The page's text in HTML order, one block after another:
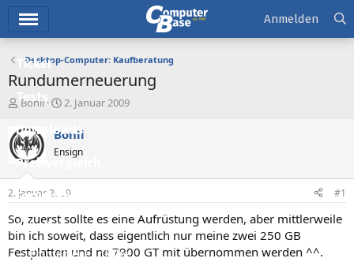
Ticker
Tests
Downloads
Preisvergleich
Forum
Aktuelles
Empfohlene Inhalte
Anmelden
Desktop-Computer: Kaufberatung
Rundumerneuerung
E
s
t
e
e
r
Bohli
E
s
e
t
a
2. Januar 2009
Bohli
Ensign
2. Januar 2009 #1
So, zuerst sollte es eine Aufrüstung werden, aber mittlerweile
bin ich soweit, dass eigentlich nur meine zwei 250 GB
Festplatten und ne 7900 GT mit übernommen werden ^^.